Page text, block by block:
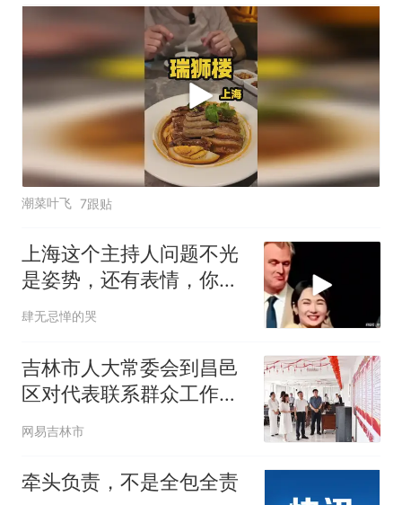
店
潮菜叶飞 7跟贴
上海这个主持人问题不光
是姿势，还有表情，你看
她采访国人的时候
肆无忌惮的哭
吉林市人大常委会到昌邑
区对代表联系群众工作开
展调研
网易吉林市
牵头负责，不是全包全责